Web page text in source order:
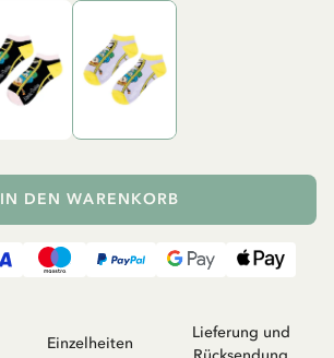
IN DEN WARENKORB
Einzelheiten
Lieferung und